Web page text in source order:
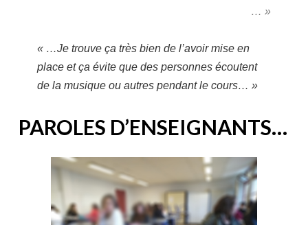
… »
« …Je trouve ça très bien de l’avoir mise en
place et ça évite que des personnes écoutent
de la musique ou autres pendant le cours… »
PAROLES D’ENSEIGNANTS…